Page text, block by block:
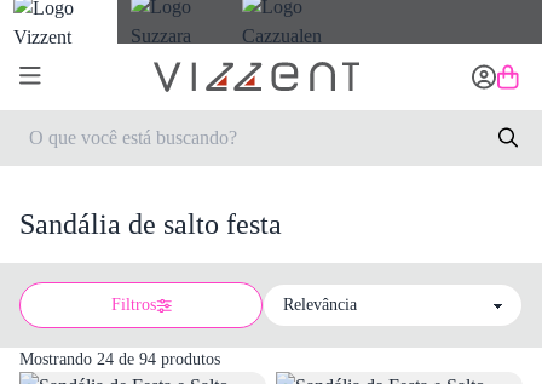
Sandália de salto festa
Filtros
Sort by
Mostrando 24 de 94 produtos